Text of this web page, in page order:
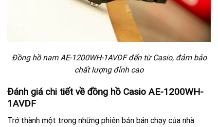
Đồng hồ nam AE-1200WH-1AVDF đến từ Casio, đảm bảo
chất lượng đỉnh cao
Đánh giá chi tiết về đồng hồ Casio AE-1200WH-
1AVDF
Trở thành một trong những phiên bản bán chạy của nhà